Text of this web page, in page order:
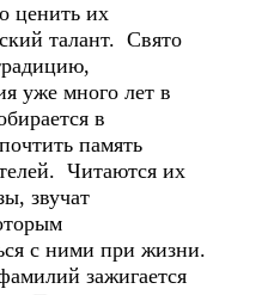
ценить их
талант. Свято
уже много лет в
в
память
Читаются их
звучат
с ними при жизни.
зажигается